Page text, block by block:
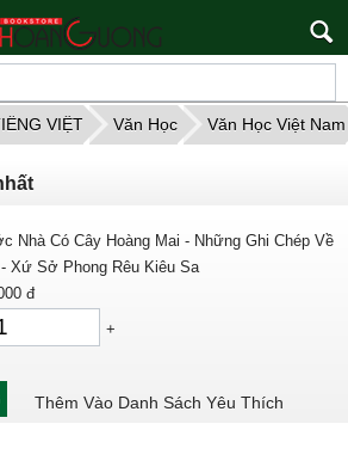
kiếm
VIỆT Văn Học Văn Học Việt Nam
Nhà Có Cây Hoàng Mai - Những Ghi Chép Về
- Xứ Sở Phong Rêu Kiêu Sa
đ
+
Thêm Vào Danh Sách Yêu Thích